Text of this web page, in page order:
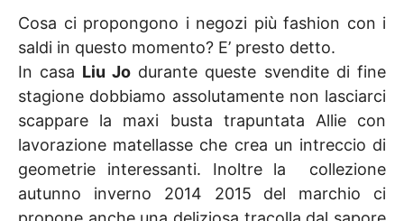
Cosa ci propongono i negozi più fashion con i
saldi in questo momento? E’ presto detto.
In casa Liu Jodurante queste svendite di fine
stagione dobbiamo assolutamente non lasciarci
scappare la maxi busta trapuntata Allie con
lavorazione matellasse che crea un intreccio di
geometrie interessanti. Inoltre la collezione
autunno inverno 2014 2015 del marchio ci